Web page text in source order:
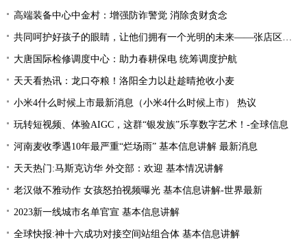
高端装备中心中金村：增强防诈警觉 消除贪财贪念
共同呵护好孩子的眼睛，让他们拥有一个光明的未来——张店区市场监管在行动|今日关注
大唐国际检修调度中心：助力春耕保电 统筹调度护航
天天看热讯：龙口夺粮！洛阳全力以赴趁晴抢收小麦
小米4什么时候上市最新消息（小米4什么时候上市） 热议
玩转短视频、体验AIGC，这群“银发族”乐享数字艺术！-全球信息
河南麦收季遇10年最严重“烂场雨” 基本信息讲解 最新消息
天天热门:马斯克访华 外交部：欢迎 基本情况讲解
老汉做不雅动作 女孩怒拍视频曝光 基本信息讲解-世界最新
2023新一线城市名单官宣 基本信息讲解
全球快报:神十六成功对接空间站组合体 基本信息讲解